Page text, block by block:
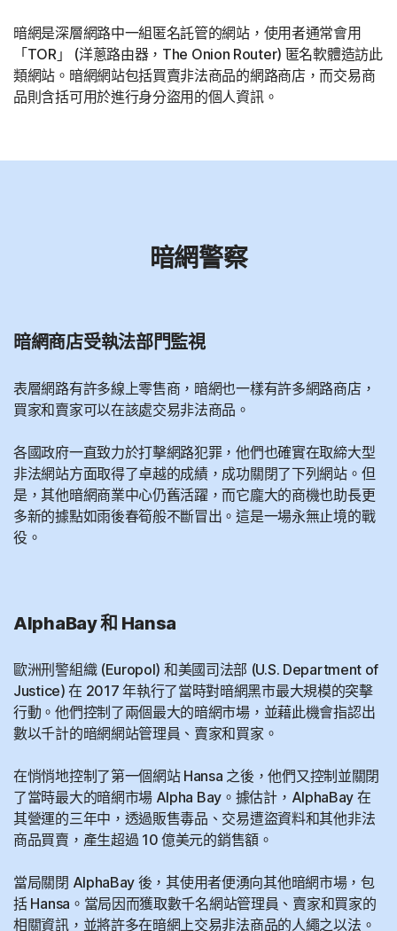
暗網是深層網路中一組匿名託管的網站，使用者通常會用
「TOR」 (洋蔥路由器，The Onion Router) 匿名軟體造訪此
類網站。暗網網站包括買賣非法商品的網路商店，而交易商
品則含括可用於進行身分盜用的個人資訊。
暗網警察
暗網商店受執法部門監視
表層網路有許多線上零售商，暗網也一樣有許多網路商店，
買家和賣家可以在該處交易非法商品。
各國政府一直致力於打擊網路犯罪，他們也確實在取締大型
非法網站方面取得了卓越的成績，成功關閉了下列網站。但
是，其他暗網商業中心仍舊活躍，而它龐大的商機也助長更
多新的據點如雨後春筍般不斷冒出。這是一場永無止境的戰
役。
AlphaBay 和 Hansa
歐洲刑警組織 (Europol) 和美國司法部 (U.S. Department of
Justice) 在 2017 年執行了當時對暗網黑市最大規模的突擊
行動。他們控制了兩個最大的暗網市場，並藉此機會指認出
數以千計的暗網網站管理員、賣家和買家。
在悄悄地控制了第一個網站 Hansa 之後，他們又控制並關閉
了當時最大的暗網市場 Alpha Bay。據估計，AlphaBay 在
其營運的三年中，透過販售毒品、交易遭盜資料和其他非法
商品買賣，產生超過 10 億美元的銷售額。
當局關閉 AlphaBay 後，其使用者便湧向其他暗網市場，包
括 Hansa。當局因而獲取數千名網站管理員、賣家和買家的
相關資訊，並將許多在暗網上交易非法商品的人繩之以法。